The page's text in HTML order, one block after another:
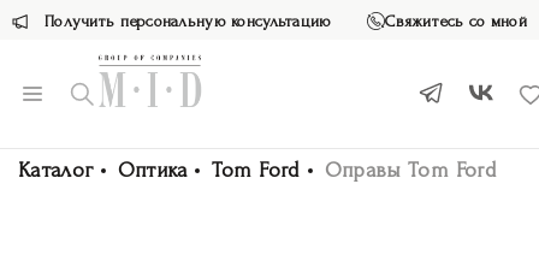
Получить персональную консультацию Свяжитесь со мной
Каталог Оптика Tom Ford Оправы Tom Ford